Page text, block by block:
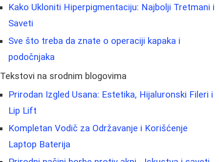
Kako Ukloniti Hiperpigmentaciju: Najbolji Tretmani i
Saveti
Sve što treba da znate o operaciji kapaka i
podočnjaka
Tekstovi na srodnim blogovima
Prirodan Izgled Usana: Estetika, Hijaluronski Fileri i
Lip Lift
Kompletan Vodič za Održavanje i Korišćenje
Laptop Baterija